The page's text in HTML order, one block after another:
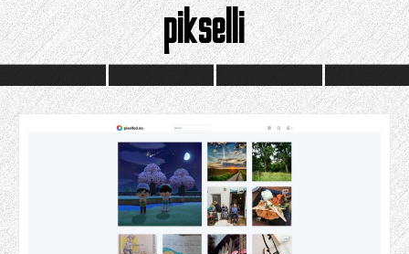
pikselli